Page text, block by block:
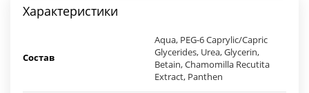
Характеристики
Состав
Aqua, PEG-6 Caprylic/Capric
Glycerides, Urea, Glycerin,
Betain, Chamomilla Recutita
Extract, Panthen